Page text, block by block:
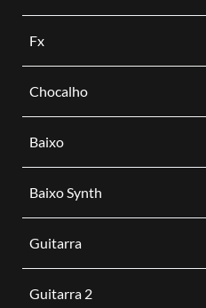
Fx
Chocalho
Baixo
Baixo Synth
Guitarra
Guitarra 2